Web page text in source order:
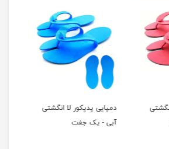
دمپایی پدیکور لا انگشتی
آبی - یک جفت